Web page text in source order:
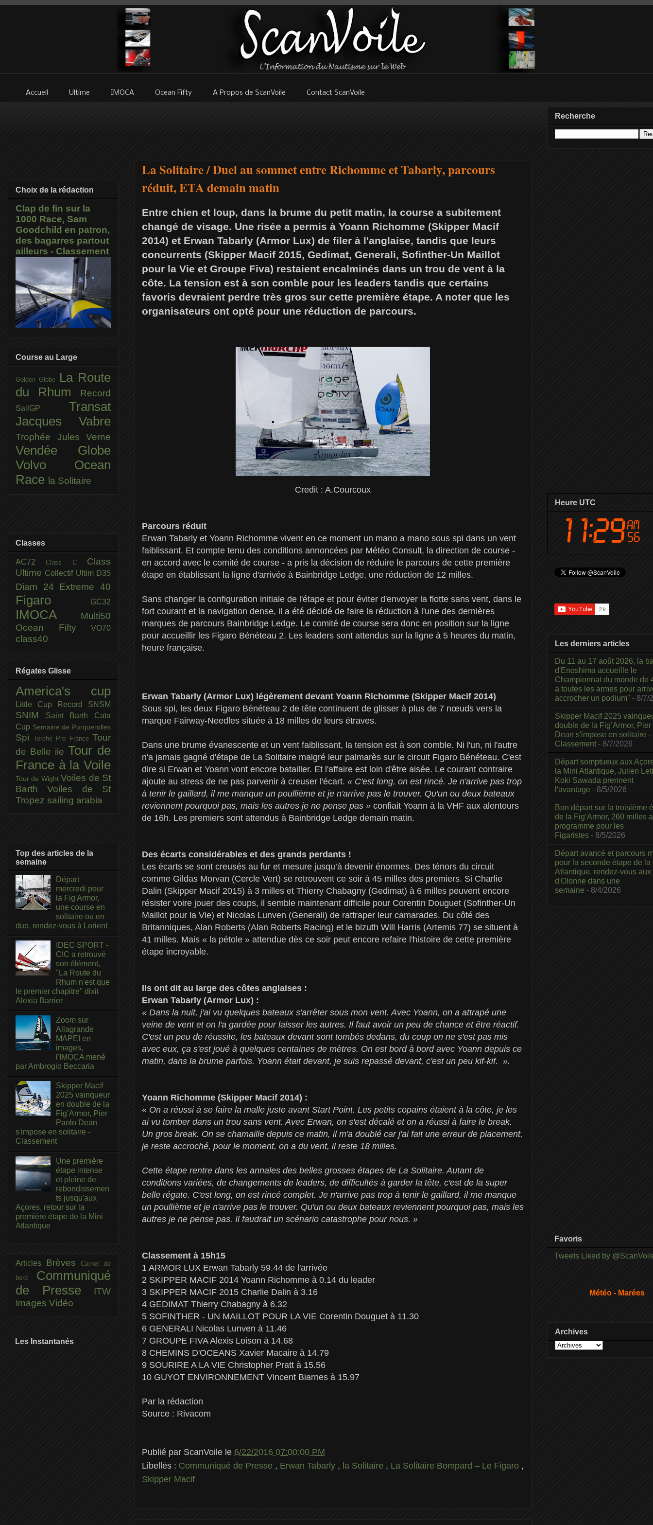
Accueil Ultime IMOCA Ocean Fifty A Propos de ScanVoile Contact ScanVoile
La Solitaire / Duel au sommet entre Richomme et Tabarly, parcours
réduit, ETA demain matin
Entre chien et loup, dans la brume du petit matin, la course a subitement
changé de visage. Une risée a permis à Yoann Richomme (Skipper Macif
2014) et Erwan Tabarly (Armor Lux) de filer à l'anglaise, tandis que leurs
concurrents (Skipper Macif 2015, Gedimat, Generali, Sofinther-Un Maillot
pour la Vie et Groupe Fiva) restaient encalminés dans un trou de vent à la
côte. La tension est à son comble pour les leaders tandis que certains
favoris devraient perdre très gros sur cette première étape. A noter que les
organisateurs ont opté pour une réduction de parcours.
Credit : A.Courcoux
Parcours réduit
Erwan Tabarly et Yoann Richomme vivent en ce moment un mano a mano sous spi dans un vent
faiblissant. Et compte tenu des conditions annoncées par Météo Consult, la direction de course -
en accord avec le comité de course - a pris la décision de réduire le parcours de cette première
étape en établissant la ligne d'arrivée à Bainbridge Ledge, une réduction de 12 milles.
Sans changer la configuration initiale de l'étape et pour éviter d'envoyer la flotte sans vent, dans le
fort courant et la navigation dense, il a été décidé de faire la réduction à l'une des dernières
marques de parcours Bainbridge Ledge. Le comité de course sera donc en position sur la ligne
pour accueillir les Figaro Bénéteau 2. Les leaders sont attendus sur la ligne à 5 heures du matin,
heure française.
Erwan Tabarly (Armor Lux) légèrement devant Yoann Richomme (Skipper Macif 2014)
Sous spi, les deux Figaro Bénéteau 2 de tête continuent de glisser à plus de 7 nœuds vers la
marque Fairway-Needles située à 18 milles de leurs étraves.
Dans une brume évanescente et un vent faiblissant, la tension est à son comble. Ni l'un, ni l'autre
n'a jamais gagné d'étape de La Solitaire malgré leur palmarès sur le circuit Figaro Bénéteau. C'est
dire si Erwan et Yoann vont encore batailler. Et l'affaire est loin d'être aisée. Le courant contraire
ajoute au stress de ne pas parvenir à creuser l'écart. « C'est long, on est rincé. Je n'arrive pas trop
à tenir le gaillard, il me manque un poullième et je n'arrive pas le trouver. Qu'un ou deux bateaux
reviennent pourquoi pas, mais les autres je ne pense pas » confiait Yoann à la VHF aux alentours
de 16h. Les premiers sont attendus à Bainbridge Ledge demain matin.
Des écarts considérables et des grands perdants !
Les écarts se sont creusés au fur et mesure jusqu’à devenir énormes. Des ténors du circuit
comme Gildas Morvan (Cercle Vert) se retrouvent ce soir à 45 milles des premiers. Si Charlie
Dalin (Skipper Macif 2015) à 3 milles et Thierry Chabagny (Gedimat) à 6 milles peuvent encore
résister voire jouer des coups, il semble maintenant difficile pour Corentin Douguet (Sofinther-Un
Maillot pour la Vie) et Nicolas Lunven (Generali) de rattraper leur camarades. Du côté des
Britanniques, Alan Roberts (Alan Roberts Racing) et le bizuth Will Harris (Artemis 77) se situent à
41 milles. Mais « la pétole » attendue dès ce soir peut encore refaire l'histoire de cette première
étape incroyable.
Ils ont dit au large des côtes anglaises :
Erwan Tabarly (Armor Lux) :
« Dans la nuit, j'ai vu quelques bateaux s'arrêter sous mon vent. Avec Yoann, on a attrapé une
veine de vent et on l'a gardée pour laisser les autres. Il faut avoir un peu de chance et être réactif.
C'est un peu de réussite, les bateaux devant sont tombés dedans, du coup on ne s'est pas mis
avec eux, ça s'est joué à quelques centaines de mètres. On est bord à bord avec Yoann depuis ce
matin, dans la brume parfois. Yoann était devant, je suis repassé devant, c'est un peu kif-kif. ».
Yoann Richomme (Skipper Macif 2014) :
« On a réussi à se faire la malle juste avant Start Point. Les petits copains étaient à la côte, je les
ai vu tomber dans un trou sans vent. Avec Erwan, on s'est décalé et on a réussi à faire le break.
Un gros break. On se chamaille depuis ce matin, il m'a doublé car j'ai fait une erreur de placement,
je reste accroché, pour le moment, on a du vent, il reste 18 milles.
Cette étape rentre dans les annales des belles grosses étapes de La Solitaire. Autant de
conditions variées, de changements de leaders, de difficultés à garder la tête, c'est de la super
belle régate. C'est long, on est rincé complet. Je n'arrive pas trop à tenir le gaillard, il me manque
un poullième et je n'arrive pas le trouver. Qu'un ou deux bateaux reviennent pourquoi pas, mais les
autres je ne pense pas. Il faudrait un scénario catastrophe pour nous. »
Classement à 15h15
1 ARMOR LUX Erwan Tabarly 59.44 de l'arrivée
2 SKIPPER MACIF 2014 Yoann Richomme à 0.14 du leader
3 SKIPPER MACIF 2015 Charlie Dalin à 3.16
4 GEDIMAT Thierry Chabagny à 6.32
5 SOFINTHER - UN MAILLOT POUR LA VIE Corentin Douguet à 11.30
6 GENERALI Nicolas Lunven à 11.46
7 GROUPE FIVA Alexis Loison à 14.68
8 CHEMINS D'OCEANS Xavier Macaire à 14.79
9 SOURIRE A LA VIE Christopher Pratt à 15.56
10 GUYOT ENVIRONNEMENT Vincent Biarnes à 15.97
Par la rédaction
Source : Rivacom
Publié par ScanVoile le 6/22/2016 07:00:00 PM
Libellés : Communiqué de Presse , Erwan Tabarly , la Solitaire , La Solitaire Bompard – Le Figaro ,
Skipper Macif
Choix de la rédaction
Clap de fin sur la
1000 Race, Sam
Goodchild en patron,
des bagarres partout
ailleurs - Classement
Course au Large
Golden Globe
La Route
du Rhum
Record
SailGP Transat
Jacques Vabre
Trophée Jules Verne
Vendée Globe
Volvo Ocean
Race la Solitaire
Classes
AC72Class C Class
Ultime Collectif Ultim D35
Diam 24 Extreme 40
Figaro GC32
IMOCA
Multi50
Ocean Fifty
VO70
class40
Régates Glisse
America's cup
Little Cup Record SNSM
SNIM
Saint Barth Cata
Cup Semaine de Porquerolles
Spi Torche Pro France Tour
de Belle ile Tour de
France à la Voile
Tour de Wight Voiles de St
BarthVoiles de St
Tropez sailing arabia
Top des articles de la
semaine
Départ
mercredi pour
la Fig'Armor,
une course en
solitaire ou en
duo, rendez-vous à Lorient
IDEC SPORT -
CIC a retrouvé
son élément,
"La Route du
Rhum n'est que
le premier chapitre" dixit
Alexia Barrier
Zoom sur
Allagrande
MAPEI en
images,
l'IMOCA mené
par Ambrogio Beccaria
Skipper Macif
2025 vainqueur
en double de la
Fig’Armor, Pier
Paolo Dean
s'impose en solitaire -
Classement
Une première
étape intense
et pleine de
rebondissemen
ts jusqu'aux
Açores, retour sur la
première étape de la Mini
Atlantique
Articles BrèvesCarnet de
bord Communiqué
de Presse
ITW
Images Vidéo
Les Instantanés
Recherche
Heure UTC
Les derniers articles
Du 11 au 17 août 2026, la
d'Enoshima accueille le
Championnat du monde de
a toutes les armes pour
accrocher un podium" - 8/7/
Skipper Macif 2025
double de la Fig’Armor,
Dean s'impose en solitaire -
Classement - 8/7/2026
Départ somptueux aux
la Mini Atlantique, Julien
Koki Sawada prennent
l'avantage - 8/5/2026
Bon départ sur la troisième
de la Fig’Armor, 260 milles
programme pour les
Figaristes - 8/5/2026
Départ avancé et parcours
pour la seconde étape de la
Atlantique, rendez-vous
d'Olonne dans une
semaine - 8/4/2026
Favoris
Tweets Liked by
Météo - Marées
Archives